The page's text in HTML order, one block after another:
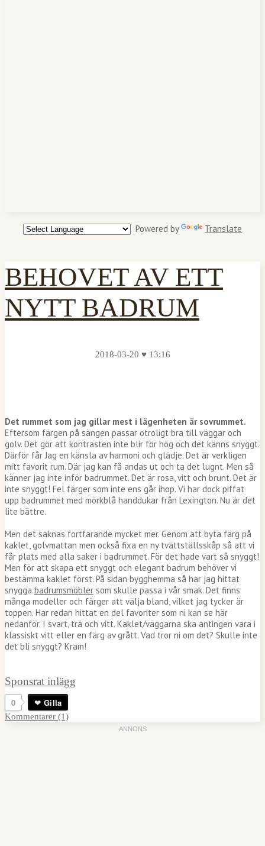
Powered by Translate
BEHOVET AV ETT
NYTT BADRUM
2018-03-20 ♥ 13:16
Det rummet som jag gillar mest i lägenheten är sovrummet.
Eftersom färgen på sängen passar otroligt bra till väggar och
golv. Det gör att kontrasten inte blir för hög och det känns snyggt.
Därför får Jag en känsla av harmoni och glädje. Det är verkligen
mitt favorit rum. Där jag kan få andas ut och ta det lugnt. Men så
känner jag inte inför badrummet. Det är rosa, vitt och brunt. Det är
inte snyggt! Fel färger som inte ens går ihop. Vi har dock piffat
upp badrummet med mörkblå handdukar från Lexington. Nu är det
lite bättre.
Men det saknas fortfarande mycket mer. Genom att byta färg på
kaklet, golvmattan men också fixa en ny tvättställsskåp så att vi
får plats med alla saker i badrummet. För det hade vart så snyggt!
Men för att skapa ett snyggt och elegant badrum behöver vi
bestämma kaklet först. På sidan bygghemma så har jag hittat
snygga badrumsmöbler som skulle passa i vår smak. Det finns
många modeller och färger att välja bland, vilket jag tycker är
toppen. Har redan hittat en del favoriter som ni kan se här
nedanför. I svart, trä och vitt. Kaklet/väggarna ska antingen vara i
klassiskt vitt eller en färg av grått. Vad tror ni om det? Skulle inte
det bli snyggt? Kram!
Sponsrat inlägg
0 Gilla
Kommentarer (1)